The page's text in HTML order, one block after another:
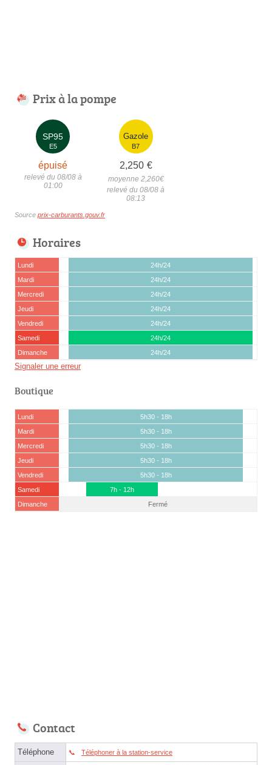
Prix à la pompe
SP95
E5
épuisé
relevé du 08/08 à
01:00
Gazole
B7
2,250 €
moyenne 2,260€
relevé du 08/08 à
08:13
Source prix-carburants.gouv.fr
Horaires
Lundi
24h/24
Mardi
24h/24
Mercredi
24h/24
Jeudi
24h/24
Vendredi
24h/24
Samedi
24h/24
Dimanche
24h/24
Signaler une erreur
Boutique
Lundi
5h30 - 18h
Mardi
5h30 - 18h
Mercredi
5h30 - 18h
Jeudi
5h30 - 18h
Vendredi
5h30 - 18h
Samedi
7h - 12h
Dimanche
Fermé
Contact
Téléphone Téléphoner à la station-service